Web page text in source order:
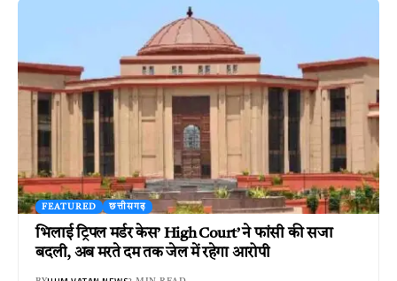
FEATURED छत्तीसगढ़
भिलाई ट्रिपल मर्डर केस’ High Court’ ने फांसी की सजा
बदली, अब मरते दम तक जेल में रहेगा आरोपी